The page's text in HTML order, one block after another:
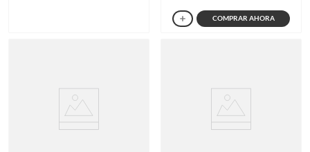
COMPRAR AHORA